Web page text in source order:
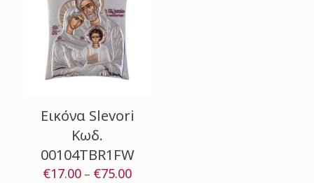
Εικόνα Slevori
Κωδ.
00104TBR1FW
€17.00 – €75.00Price